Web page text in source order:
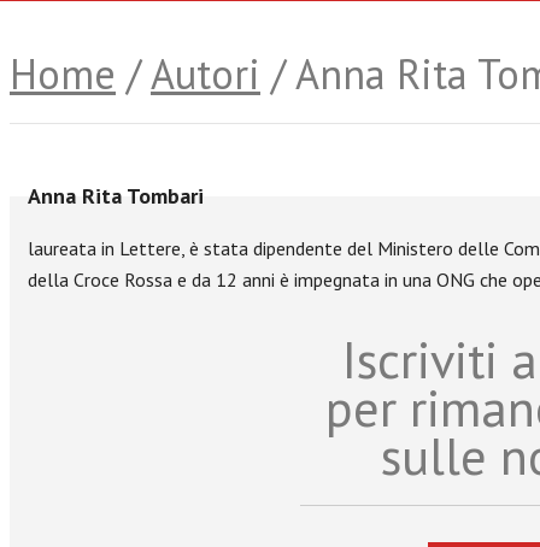
Home /Autori / Anna Rita
Anna Rita Tombari
laureata in Lettere, è stata dipendente del Ministero delle
della Croce Rossa e da 12 anni è impegnata in una ONG che
Iscriviti
per
sulle